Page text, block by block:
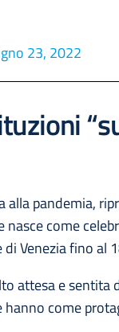
23, 2022
pandemia,
nasce come
di Venezia fino al
attesa e sentita
come